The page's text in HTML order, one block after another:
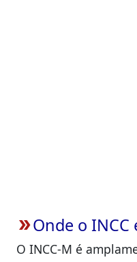
double_arrowOnde o INCC
O INCC-M é